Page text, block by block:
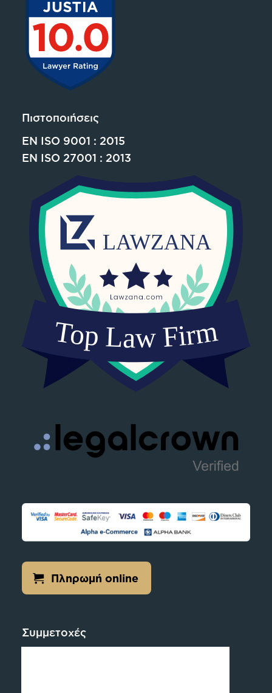
Πιστοποιήσεις
EN ISO 9001 : 2015
EN ISO 27001 : 2013
Πληρωμή online
Συμμετοχές